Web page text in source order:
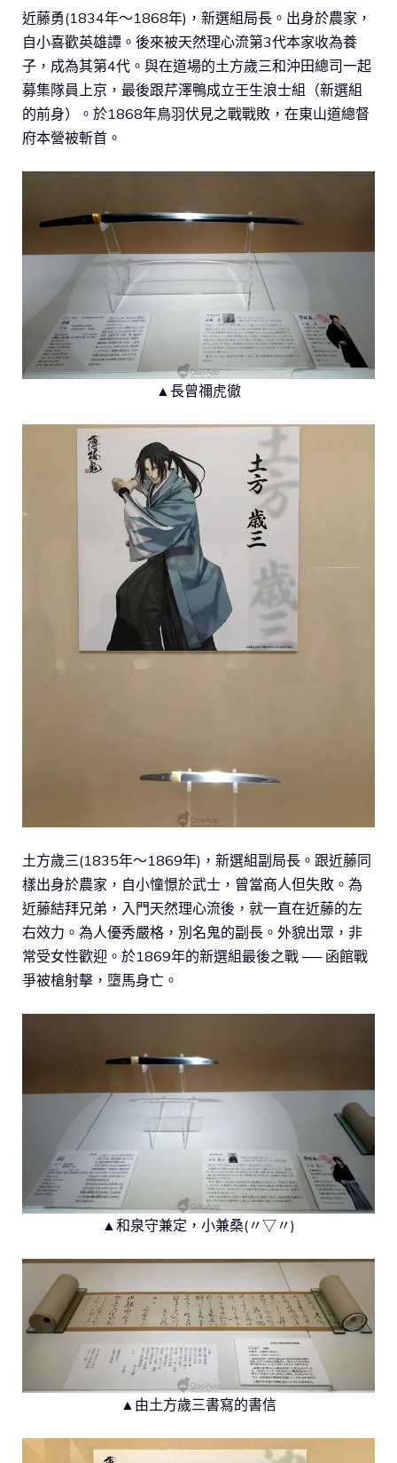
近藤勇(1834年～1868年)，新選組局長。出身於農家，
自小喜歡英雄譚。後來被天然理心流第3代本家收為養
子，成為其第4代。與在道場的土方歲三和沖田總司一起
募集隊員上京，最後跟芹澤鴨成立壬生浪士組（新選組
的前身）。於1868年鳥羽伏見之戰戰敗，在東山道總督
府本營被斬首。
▲長曾禰虎徹
土方歲三(1835年～1869年)，新選組副局長。跟近藤同
樣出身於農家，自小憧憬於武士，曾當商人但失敗。為
近藤結拜兄弟，入門天然理心流後，就一直在近藤的左
右效力。為人優秀嚴格，別名鬼的副長。外貌出眾，非
常受女性歡迎。於1869年的新選組最後之戰 ── 函館戰
爭被槍射擊，墮馬身亡。
▲和泉守兼定，小兼桑(〃▽〃)
▲由土方歲三書寫的書信